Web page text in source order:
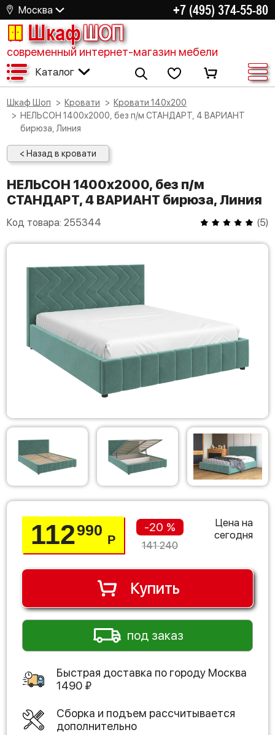
Москва +7 (495) 374-55-80
ШкафШОП
современный интернет-магазин мебели
Каталог
Шкаф Шоп Кровати
Кровати 140х200
НЕЛЬСОН 1400х2000, без п/м СТАНДАРТ, 4 ВАРИАНТ
бирюза, Линия
< Назад в кровати
НЕЛЬСОН 1400х2000, без п/м
СТАНДАРТ, 4 ВАРИАНТ бирюза, Линия
Код товара: 255344 (5)
112990
Р
-20 %
141 240
Цена на
сегодня
Купить
под заказ
Быстрая доставка по городу Москва
1490 ₽
Сборка и подъем рассчитывается
дополнительно